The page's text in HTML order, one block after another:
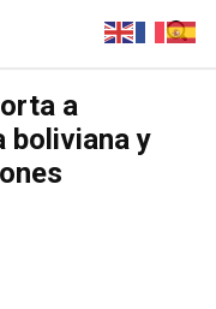
a
boliviana y